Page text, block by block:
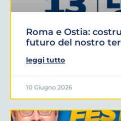
Roma e Ostia:
futuro del nostro
leggi tutto
10 Giugno 2026